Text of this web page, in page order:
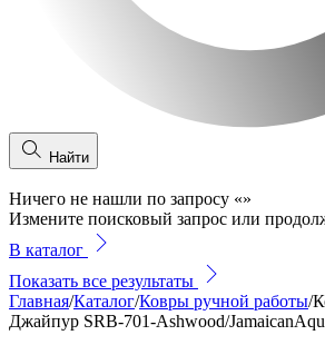
Найти
Ничего не нашли по запросу «»
Измените поисковый запрос или
В каталог
Показать все результаты
Главная/Каталог/Ковры ручной работы/
Джайпур SRB-701-Ashwood/